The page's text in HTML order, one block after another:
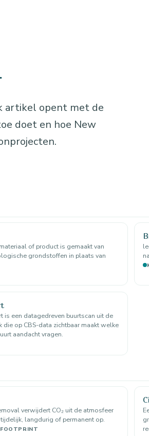
artikel opent met de
doet en hoe New
of product is gemaakt van
grondstoffen in plaats van
is een datagedreven buurtscan uit de
die op CBS-data zichtbaar maakt welke
aandacht vragen.
verwijdert CO₂ uit de atmosfeer
langdurig of permanent op.